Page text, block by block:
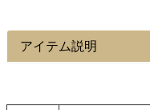
アイテム説明